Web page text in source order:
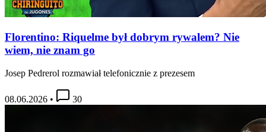
Florentino: Riquelme był dobrym rywalem? Nie
wiem, nie znam go
Josep Pedrerol rozmawiał telefonicznie z prezesem
08.06.2026 • 30